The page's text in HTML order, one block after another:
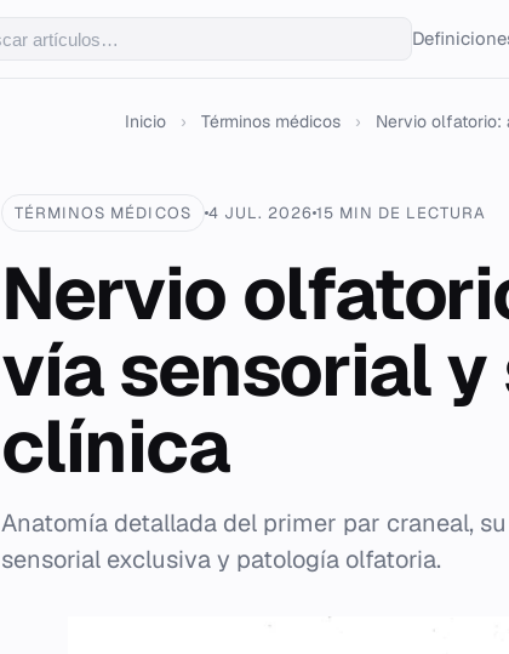
Inicio › Términos médicos › Nervio olfatorio:
TÉRMINOS MÉDICOS 4 JUL. 202615 MIN DE LECTURA
Nervio
vía sensorial
clínica
Anatomía detallada del primer par craneal,
sensorial exclusiva y patología olfatoria.